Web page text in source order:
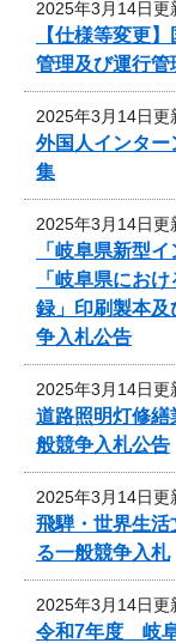
2025年3月14日更
【仕様等変更
管理及び運行
2025年3月14日更
外国人インタ
集
2025年3月14日更
「岐阜県新型
「岐阜県にお
録」印刷製本
争入札公告
2025年3月14日更
道路照明灯修
般競争入札公告
2025年3月14日更
飛騨・世界生
る一般競争入札
2025年3月14日更
令和7年度 岐